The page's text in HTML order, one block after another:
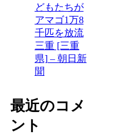
どもたちが
アマゴ1万8
千匹を放流
三重 [三重
県] – 朝日新
聞
最近のコメ
ント